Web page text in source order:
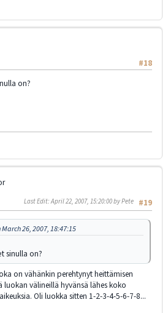
#18
on?
#19
Last Edit: April 22, 2007, 15:20:00 by Pete
26, 2007, 18:47:15
sinulla on?
on vähänkin perehtynyt heittämisen
välineillä hyvänsä lähes koko
Oli luokka sitten 1-2-3-4-5-6-7-8...